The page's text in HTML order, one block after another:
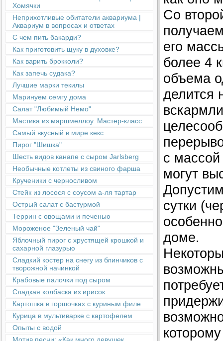
Хомячки
Неприхотливые обитатели аквариума |
Аквариум в вопросах и ответах
С чем пить бакарди?
Как приготовить щуку в духовке?
Как варить брокколи?
Как запечь судака?
Лучшие марки текилы
Маринуем семгу дома
Салат "Любимый Немо"
Мастика из маршмеллоу. Мастер-класс
Самый вкусный в мире кекс
Пирог "Шишка"
Шесть видов канапе с сыром Jarlsberg
Необычные котлеты из свиного фарша
Крученики с черносливом
Стейк из лосося с соусом а-ля тартар
Острый салат с бастурмой
Террин с овощами и печенью
Мороженое "Зеленый чай"
Яблочный пирог с хрустящей крошкой и
сахарной глазурью
Сладкий костер на снегу из блинчиков с
творожной начинкой
Крабовые палочки под сыром
Сладкая колбаска из ирисок
Картошка в горшочках с куриным филе
Курица в мультиварке с картофелем
Опыты с водой
Со
его
более 4
объема
делится
с массой
могут
сутки
доме.